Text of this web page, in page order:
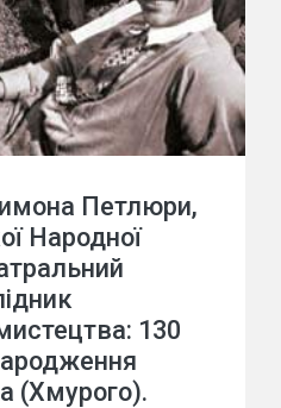
Петлюри,
Народної
130
(Хмурого).